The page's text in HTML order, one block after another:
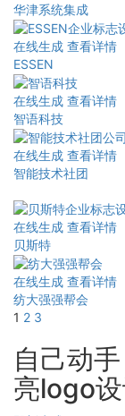
华津系统集成
在线生成 查看详情
ESSEN
在线生成 查看详情
智语科技
在线生成 查看详情
智能技术社团
在线生成 查看详情
贝斯特
在线生成 查看详情
纺大强强帮会
1 2 3
自己动
亮logo